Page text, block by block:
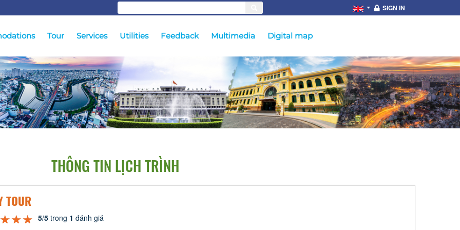
SIGN IN
Tour Services Utilities Feedback Multimedia Digital map
THÔNG TIN LỊCH TRÌNH
TOUR
5/5trong 1 đánh giá